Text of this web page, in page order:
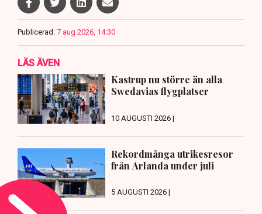
Publicerad: 7 aug 2026, 14:30
LÄS ÄVEN
Kastrup nu större än alla
Swedavias flygplatser
10 AUGUSTI 2026 |
Rekordmånga utrikesresor
från Arlanda under juli
5 AUGUSTI 2026 |